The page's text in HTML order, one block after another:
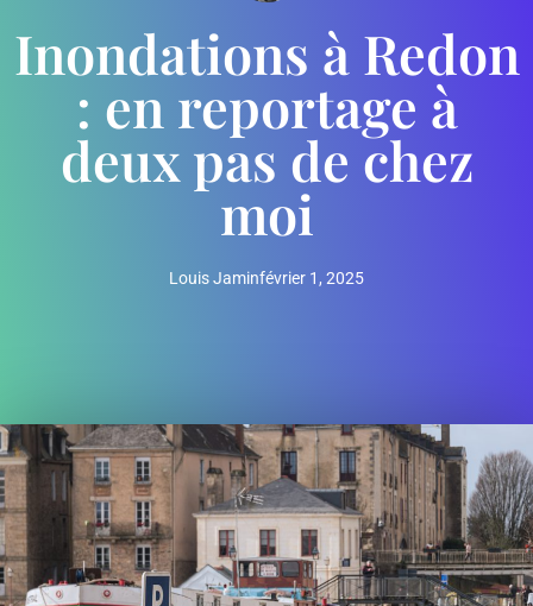
Inondations à Redon
: en reportage à
deux pas de chez
moi
Louis Jaminfévrier 1, 2025